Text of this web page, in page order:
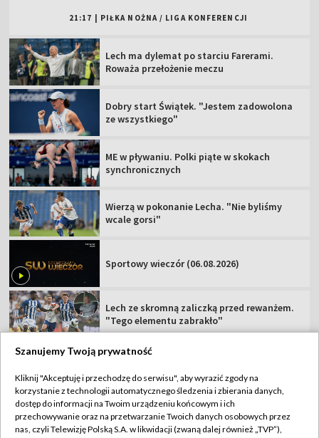
21:17 PIŁKA NOŻNA / LIGA KONFERENCJI
Lech ma dylemat po starciu Farerami.
Roważa przełożenie meczu
Dobry start Świątek. "Jestem zadowolona
ze wszystkiego"
ME w pływaniu. Polki piąte w skokach
synchronicznych
Wierzą w pokonanie Lecha. "Nie byliśmy
wcale gorsi"
Sportowy wieczór (06.08.2026)
Lech ze skromną zaliczką przed rewanżem.
"Tego elementu zabrakło"
TVP
Abonament TVP
Regulamin TVP
Szanujemy Twoją prywatność
Kliknij "Akceptuję i przechodzę do serwisu", aby wyrazić zgody na
korzystanie z technologii automatycznego śledzenia i zbierania danych,
dostęp do informacji na Twoim urządzeniu końcowym i ich
przechowywanie oraz na przetwarzanie Twoich danych osobowych przez
nas, czyli Telewizję Polską S.A. w likwidacji (zwaną dalej również „TVP”),